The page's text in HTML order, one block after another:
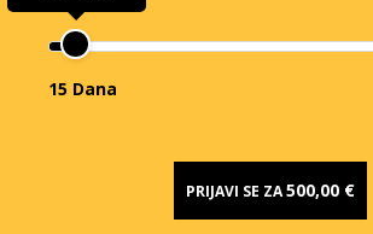
15 Dana
PRIJAVI SE ZA500,00 €